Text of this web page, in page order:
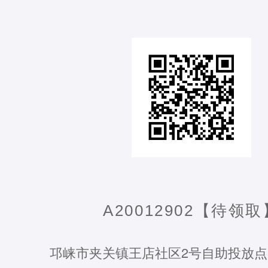
A20012902【待领取
邛崃市夹关镇王店社区2号自助投放点